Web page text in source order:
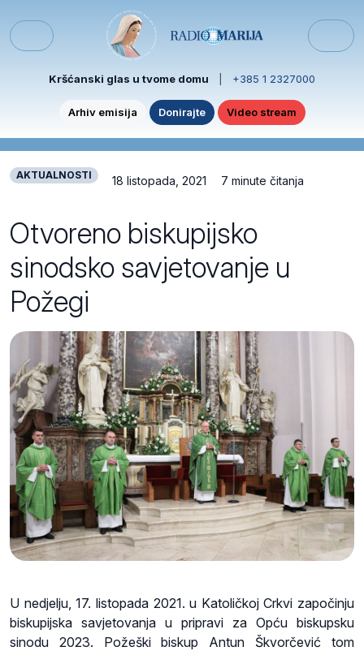
Menu
Kršćanski glas u tvome domu +385 1 2327000
Arhiv emisija Donirajte Video stream
AKTUALNOSTI 18 listopada, 2021 7 minute čitanja
Otvoreno biskupijsko
sinodsko savjetovanje u
Požegi
U nedjelju, 17. listopada 2021. u Katoličkoj Crkvi započinju
biskupijska savjetovanja u pripravi za Opću biskupsku
sinodu 2023. Požeški biskup Antun Škvorčević tom